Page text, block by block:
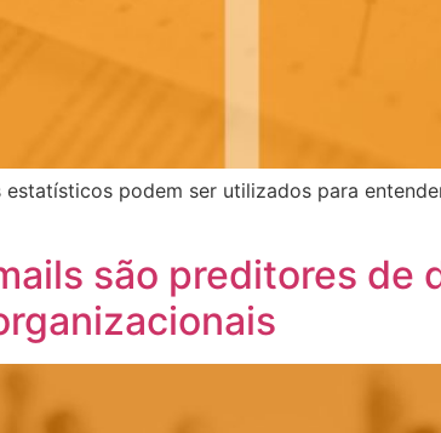
podem ser utilizados para
são preditores de